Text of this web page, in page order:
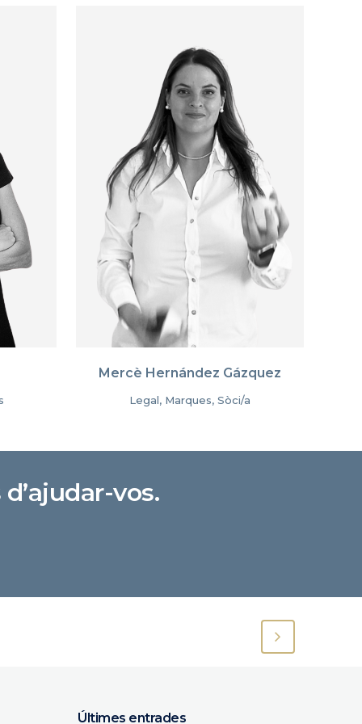
Mercè Hernández Gázquez
Legal, Marques, Sòci/a
vos.
Últimes entrades